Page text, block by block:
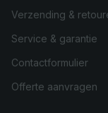
Verzending &
Service & garantie
Contactformulier
Offerte aanvragen